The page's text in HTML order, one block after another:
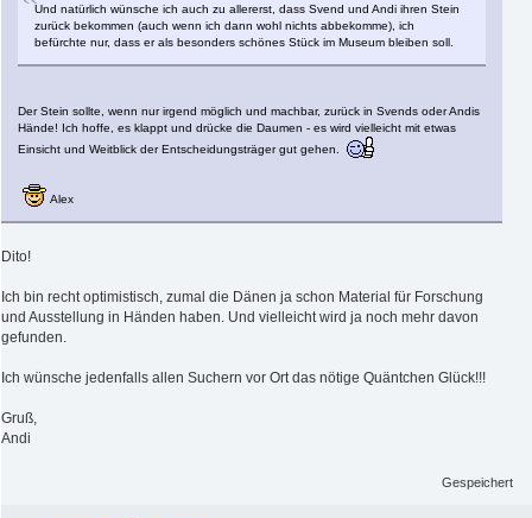
Und natürlich wünsche ich auch zu allererst, dass Svend und Andi ihren Stein
zurück bekommen (auch wenn ich dann wohl nichts abbekomme), ich
befürchte nur, dass er als besonders schönes Stück im Museum bleiben soll.
Der Stein sollte, wenn nur irgend möglich und machbar, zurück in Svends oder Andis
Hände! Ich hoffe, es klappt und drücke die Daumen - es wird vielleicht mit etwas
Einsicht und Weitblick der Entscheidungsträger gut gehen.
Alex
Dito!
Ich bin recht optimistisch, zumal die Dänen ja schon Material für Forschung
und Ausstellung in Händen haben. Und vielleicht wird ja noch mehr davon
gefunden.
Ich wünsche jedenfalls allen Suchern vor Ort das nötige Quäntchen Glück!!!
Gruß,
Andi
Gespeichert